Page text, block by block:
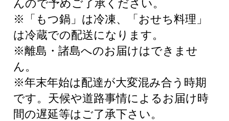
んので予めご了承ください。
※「もつ鍋」は冷凍、「おせち料理」
は冷蔵での配送になります。
※離島・諸島へのお届けはできませ
ん。
※年末年始は配達が大変混み合う時期
です。天候や道路事情によるお届け時
間の遅延等はご了承下さい。